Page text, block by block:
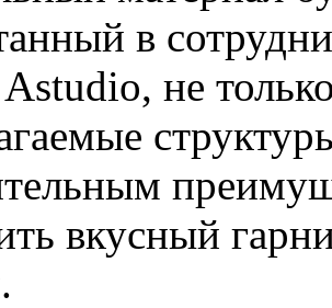
в
не только
вкусный